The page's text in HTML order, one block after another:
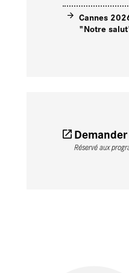
Cannes
"Notre
Réservé aux